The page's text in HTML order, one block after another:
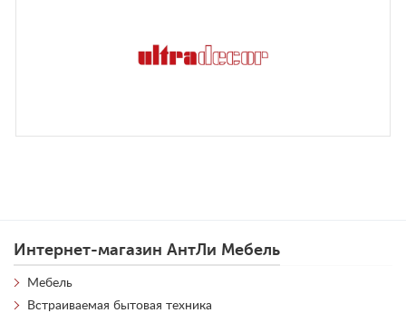
Интернет-магазин АнтЛи Мебель
Мебель
Встраиваемая бытовая техника